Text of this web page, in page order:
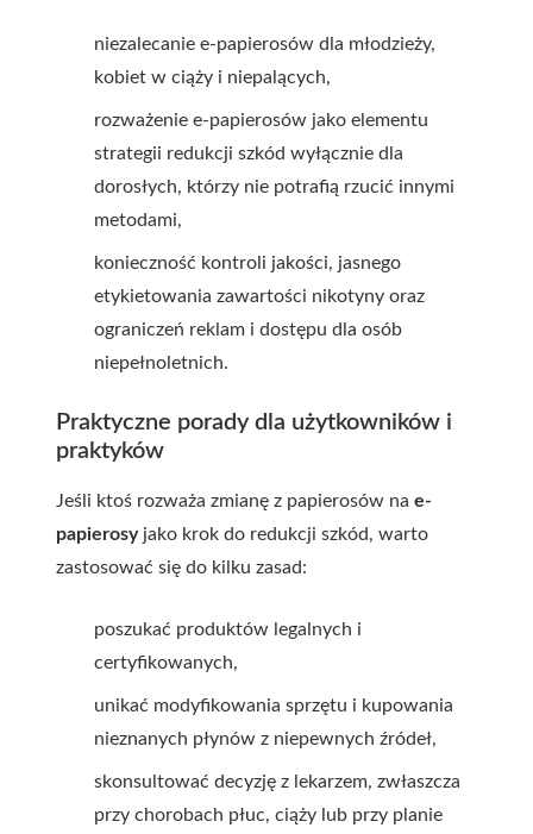
niezalecanie e-papierosów dla młodzieży,
kobiet w ciąży i niepalących,
rozważenie e-papierosów jako elementu
strategii redukcji szkód wyłącznie dla
dorosłych, którzy nie potrafią rzucić innymi
metodami,
konieczność kontroli jakości, jasnego
etykietowania zawartości nikotyny oraz
ograniczeń reklam i dostępu dla osób
niepełnoletnich.
Praktyczne porady dla użytkowników i
praktyków
Jeśli ktoś rozważa zmianę z papierosów na e-
papierosyjako krok do redukcji szkód, warto
zastosować się do kilku zasad:
poszukać produktów legalnych i
certyfikowanych,
unikać modyfikowania sprzętu i kupowania
nieznanych płynów z niepewnych źródeł,
skonsultować decyzję z lekarzem, zwłaszcza
przy chorobach płuc, ciąży lub przy planie